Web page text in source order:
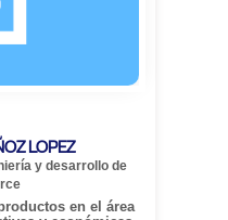
LOPEZ
y desarrollo de
en el área